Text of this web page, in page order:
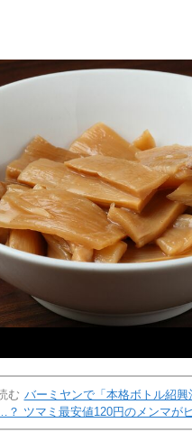
む バーミヤンで「本格ボトル紹興
？ ツマミ最安値120円のメンマが